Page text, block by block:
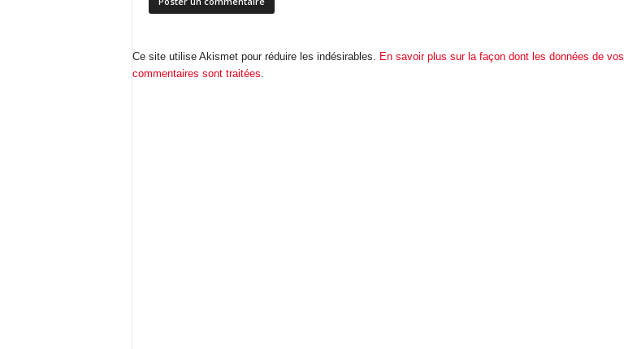
Ce site utilise Akismet pour réduire les indésirables. En savoir plus sur la façon dont les données de vos
commentaires sont traitées.